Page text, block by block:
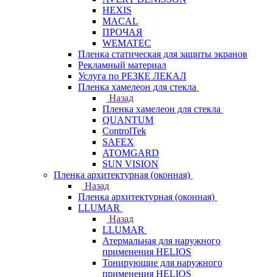
HEXIS
MACAL
ПРОЧАЯ
WEMATEC
Пленка статическая для защиты экранов
Рекламный материал
Услуга по РЕЗКЕ ЛЕКАЛ
Пленка хамелеон для стекла
Назад
Пленка хамелеон для стекла
QUANTUM
ControlTek
SAFEX
ATOMGARD
SUN VISION
Пленка архитектурная (оконная)
Назад
Пленка архитектурная (оконная)
LLUMAR
Назад
LLUMAR
Атермальная для наружного
применения HELIOS
Тонирующие для наружного
применения HELIOS